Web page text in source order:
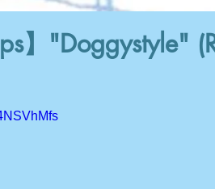
】"Doggystyle"